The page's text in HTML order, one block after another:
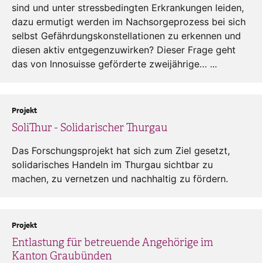
sind und unter stressbedingten Erkrankungen leiden,
dazu ermutigt werden im Nachsorgeprozess bei sich
selbst Gefährdungskonstellationen zu erkennen und
diesen aktiv entgegenzuwirken? Dieser Frage geht
das von Innosuisse geförderte zweijährige… ...
SoliThur - Solidarischer Thurgau
Projekt
Das Forschungsprojekt hat sich zum Ziel gesetzt,
solidarisches Handeln im Thurgau sichtbar zu
machen, zu vernetzen und nachhaltig zu fördern.
Entlastung für betreuende Angehörige im
Kanton Graubünden
Projekt